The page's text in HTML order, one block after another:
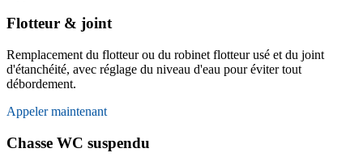
Flotteur & joint
Remplacement du flotteur ou du robinet flotteur usé et du joint
d'étanchéité, avec réglage du niveau d'eau pour éviter tout
débordement.
Appeler maintenant
Chasse WC suspendu